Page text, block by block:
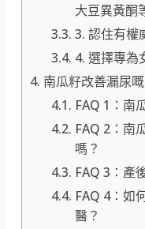
大豆異黃酮
3. 認住有權
4. 選擇專為
南瓜籽改善漏尿
FAQ 1：南
FAQ 2：南
嗎？
FAQ 3：產
FAQ 4：如
醫？